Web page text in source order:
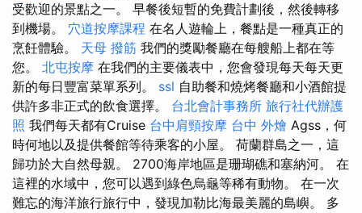
受歡迎的景點之一。 早餐後短暫的免費計劃後，然後轉移
到機場。 穴道按摩課程 在名人遊輪上，餐點是一種真正的
烹飪體驗。 天母 撥筋 我們的獎勵餐廳在每艘船上都在等
您。 北屯按摩 在我們的主要儀表中，您會發現每天每天更
新的每日豐富菜單系列。 ssl 自助餐和燒烤餐廳和小酒館提
供許多非正式的飲食選擇。 台北會計事務所 旅行社代辦護
照 我們每天都有Cruise 台中肩頸按摩 台中 外燴 Agss，何
時何地以及提供餐館等待乘客的小屋。 荷蘭群島之一，這
歸功於大自然母親。 2700海岸地區是珊瑚礁和塞納河。 在
這裡的水域中，您可以遇到綠色烏龜等稀有動物。 在一次
難忘的海洋旅行旅行中，發現加勒比海最美麗的島嶼。 多